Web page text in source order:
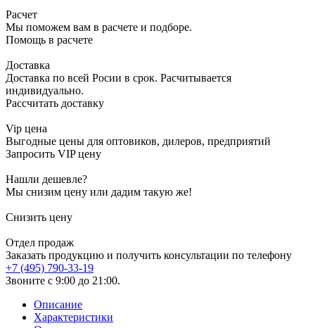
Расчет
Мы поможем вам в расчете и подборе.
Помощь в расчете
Доставка
Доставка по всей Росии в срок. Расчитывается
индивидуально.
Рассчитать доставку
Vip цена
Выгодные цены для оптовиков, дилеров, предприятий
Запросить VIP цену
Нашли дешевле?
Мы снизим цену или дадим такую же!
Снизить цену
Отдел продаж
Заказать продукцию и получить консультации по телефону
+7 (495) 790-33-19
Звоните с 9:00 до 21:00.
Описание
Характеристики